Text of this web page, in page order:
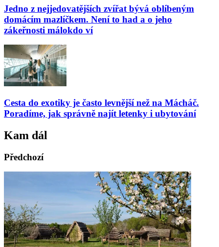
Jedno z nejjedovatějších zvířat bývá oblíbeným
domácím mazlíčkem. Není to had a o jeho
zákeřnosti málokdo ví
Cesta do exotiky je často levnější než na Mácháč.
Poradíme, jak správně najít letenky i ubytování
Kam dál
Předchozí